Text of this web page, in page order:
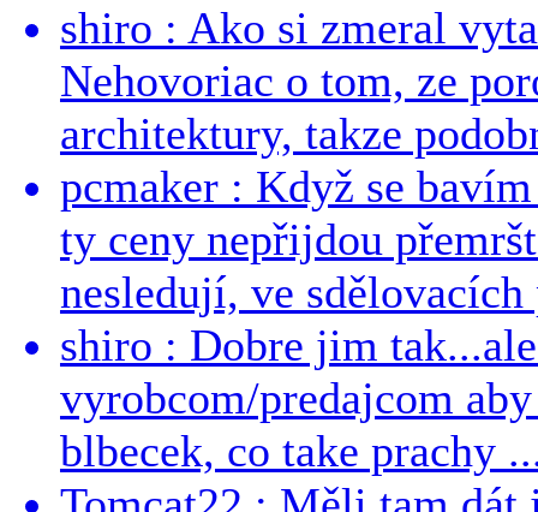
shiro : Ako si zmeral
Nehovoriac o tom, ze
architektury, takze
pcmaker : Když se
ty ceny nepřijdou
nesledují, ve sdělovacích
shiro : Dobre jim
vyrobcom/predajcom
blbecek, co take prachy